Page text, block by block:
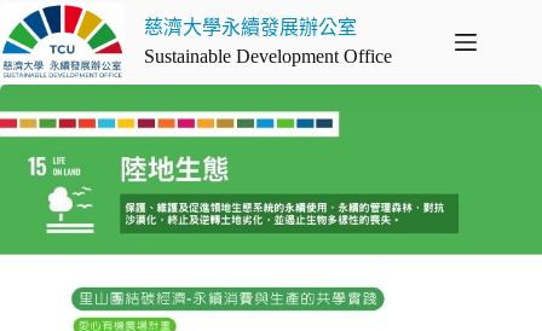
慈濟大學永續發展辦公室
Sustainable Development Office